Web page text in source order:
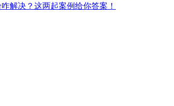
解决？这两起案例给你答案！